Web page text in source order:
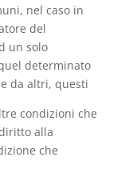
nel caso in
del
un solo
determinato
da altri, questi
condizioni che
alla
che